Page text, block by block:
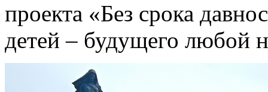
проекта «Без срока
детей – будущего любой